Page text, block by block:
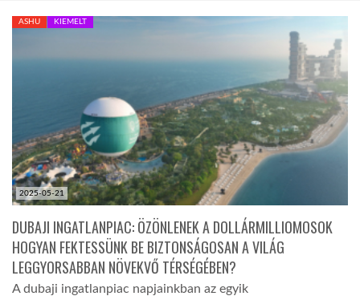
KÖZEL-KELET
AUSZTRÁLIA
A VILÁG ITTHON
2025-05-21
ASHU KIEMELT
DUBAJI INGATLANPIAC: ÖZÖNLENEK A DOLLÁRMILLIOMOSOK
HOGYAN FEKTESSÜNK BE BIZTONSÁGOSAN A VILÁG
LEGGYORSABBAN NÖVEKVŐ TÉRSÉGÉBEN?
A dubaji ingatlanpiac napjainkban az egyik